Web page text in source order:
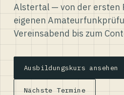
Alstertal — von der ersten
eigenen
Vereinsabend bis zum
Ausbildungskurs ansehen
Nächste Termine